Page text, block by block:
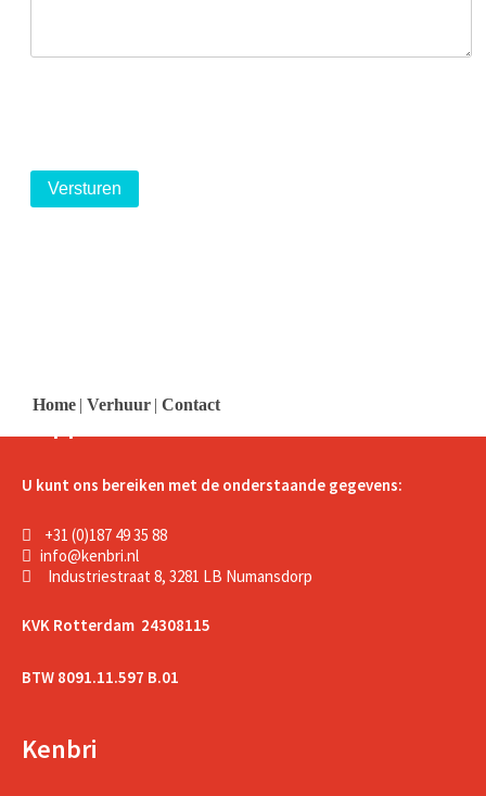
Home | Verhuur | Contact
Support
U kunt ons bereiken met de onderstaande gegevens:
+31 (0)187 49 35 88
info@kenbri.nl
Industriestraat 8, 3281 LB Numansdorp
KVK Rotterdam 24308115
BTW 8091.11.597 B.01
Kenbri